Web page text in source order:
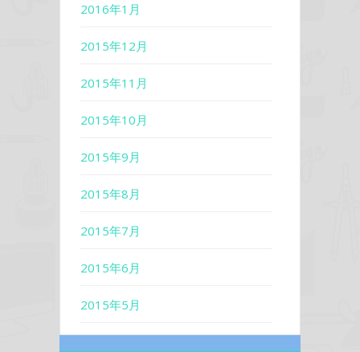
2016年1月
2015年12月
2015年11月
2015年10月
2015年9月
2015年8月
2015年7月
2015年6月
2015年5月